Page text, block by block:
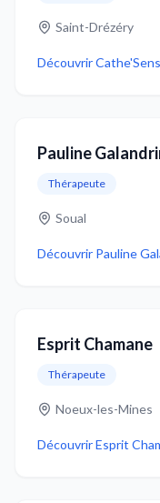
Saint-Drézéry
DécouvrirCathe'Sens
Pauline
Thérapeute
Soual
Découvrir Pauline
Esprit Chamane
Thérapeute
Noeux-les-Mines
DécouvrirEsprit